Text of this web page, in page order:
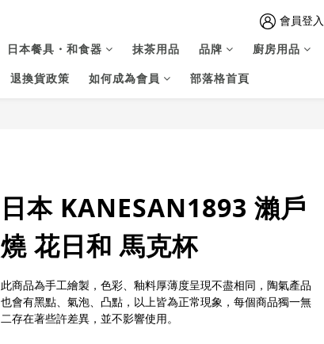
會員登入
日本餐具・和食器 抹茶用品 品牌 廚房用品
退換貨政策 如何成為會員 部落格首頁
日本 KANESAN1893 瀨戶
燒 花日和 馬克杯
此商品為手工繪製，色彩、釉料厚薄度呈現不盡相同，陶氣產品
也會有黑點、氣泡、凸點，以上皆為正常現象，每個商品獨一無
二存在著些許差異，並不影響使用。